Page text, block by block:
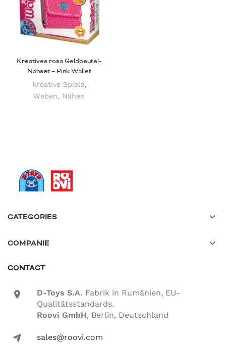
Kreatives rosa Geldbeutel-
Nähset – Pink Wallet
Kreative Spiele,
Weben, Nähen
CATEGORIES
COMPANIE
CONTACT
location-icon D-Toys S.A. Fabrik in Rumänien, EU-
Qualitätsstandards.
Roovi GmbH, Berlin, Deutschland
mail-icon sales@roovi.com